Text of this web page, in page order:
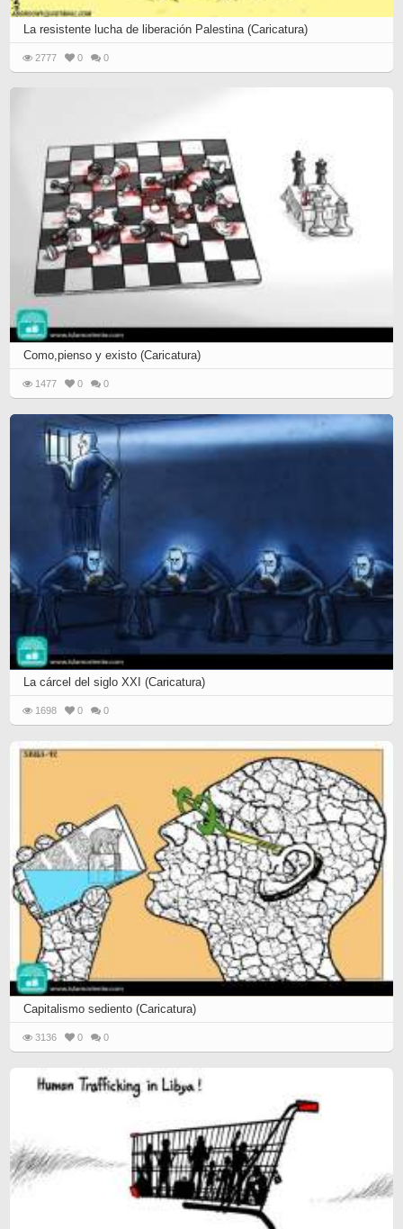
La resistente lucha de liberación Palestina (Caricatura)
2777 0 0
Como,pienso y existo (Caricatura)
1477 0 0
La cárcel del siglo XXI (Caricatura)
1698 0 0
Capitalismo sediento (Caricatura)
3136 0 0